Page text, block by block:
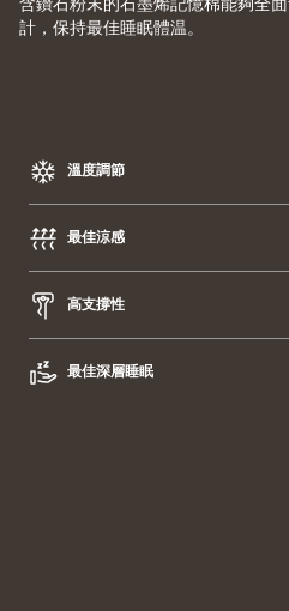
含鑽石粉末的石墨烯記憶棉能夠全
計，保持最佳睡眠體温。
溫度調節
最佳涼感
高支撐性
最佳深層睡眠